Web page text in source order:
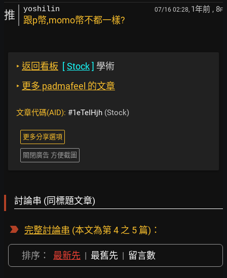
推 yoshilin 07/16 02:28, 1年前 , 8F
跟p幣,momo幣不都一樣?
‣ 返回看板 [Stock] 學術
‣ 更多 padmafeel 的文章
文章代碼(AID): #1eTeIHjh (Stock)
更多分享選項
關閉廣告 方便截圖
討論串 (同標題文章)
完整討論串 (本文為第 4 之 5 篇)：
排序： 最新先 | 最舊先 | 留言數